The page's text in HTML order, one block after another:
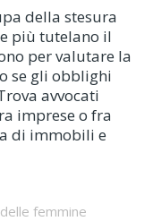
della stesura
più tutelano il
per valutare la
se gli obblighi
avvocati
imprese o fra
di immobili e
femmine